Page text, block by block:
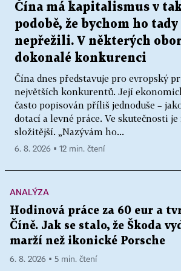
Čína má kapitalismus v
podobě, že bychom ho tady
nepřežili. V některých
dokonalé konkurenci
Čína dnes představuje pro evropský
největších konkurentů. Její
často popisován příliš jednoduše –
dotací a levné práce. Ve skutečnosti
složitější. „Nazývám ho...
6. 8. 2026 ▪ 12 min. čtení
ANALÝZA
Hodinová práce za 60 eur a
Číně. Jak se stalo, že Škoda
marží než ikonické Porsche
6. 8. 2026 ▪ 5 min. čtení